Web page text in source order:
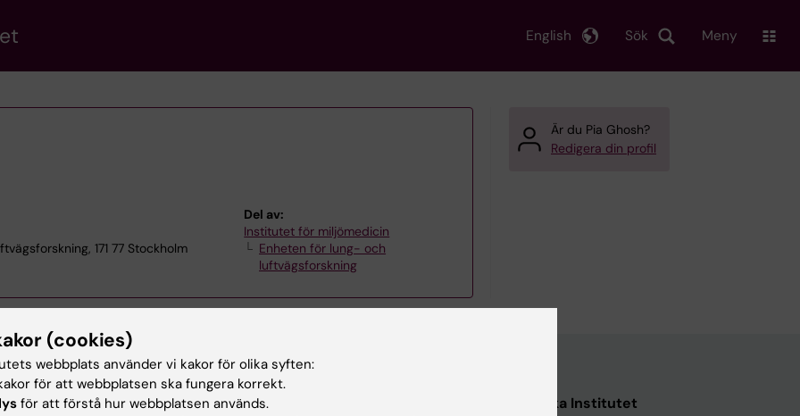
Sök
English Meny
171 77 Stockholm
Del av:
Institutet för miljömedicin
Enheten för lung- och
luftvägsforskning
Är du Pia Ghosh?
Redigera din profil
Kontakta och besök KI
Karolinska Institutet
(cookies)
webbplats använder vi kakor för olika syften:
för att webbplatsen ska fungera korrekt.
för att förstå hur webbplatsen används.